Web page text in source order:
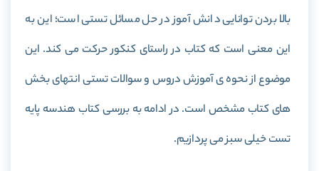
بالا بردن توانایی دانش آموز در حل مسائل تستی است؛ این به
این معنی است که کتاب در راستای کنکور حرکت می کند. این
موضوع از نحوه ی آموزش دروس و سوالات تستی انتهای بخش
های کتاب مشخص است. در ادامه به بررسی کتاب هندسه پایه
تست خیلی سبز می پردازیم.